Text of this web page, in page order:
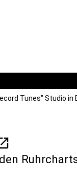
Tunes" Studio in